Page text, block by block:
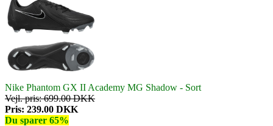
Nike Phantom GX II Academy MG Shadow - Sort
Vejl. pris: 699.00 DKK
Pris: 239.00 DKK
Du sparer 65%